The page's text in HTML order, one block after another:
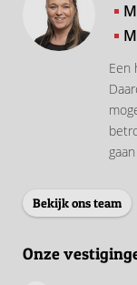
Een
Bekijk ons team
Onze